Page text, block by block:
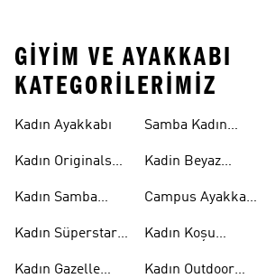
GIYIM VE AYAKKABI
KATEGORILERIMIZ
Kadın Ayakkabı
Kadın Originals
Kadın Samba
Kadın Süperstar
Kadın Gazelle
Samba Kadın
Kadin Beyaz
Campus Ayakkabı
Kadın Koşu
Kadın Outdoor